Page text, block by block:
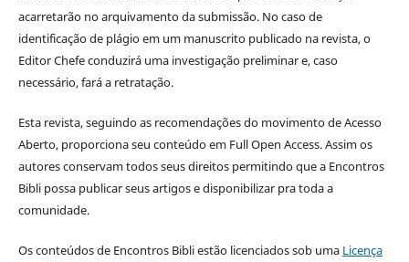
acarretarão no arquivamento da submissão. No caso de
identificação de plágio em um manuscrito publicado na revista, o
Editor Chefe conduzirá uma investigação preliminar e, caso
necessário, fará a retratação.
Esta revista, seguindo as recomendações do movimento de Acesso
Aberto, proporciona seu conteúdo em Full Open Access. Assim os
autores conservam todos seus direitos permitindo que a Encontros
Bibli possa publicar seus artigos e disponibilizar pra toda a
comunidade.
Os conteúdos de Encontros Bibli estão licenciados sob uma Licença